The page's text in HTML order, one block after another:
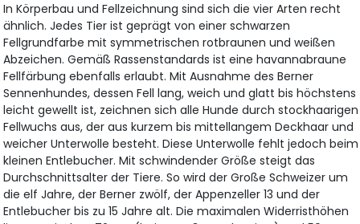
In Körperbau und Fellzeichnung sind sich die vier Arten recht
ähnlich. Jedes Tier ist geprägt von einer schwarzen
Fellgrundfarbe mit symmetrischen rotbraunen und weißen
Abzeichen. Gemäß Rassenstandards ist eine havannabraune
Fellfärbung ebenfalls erlaubt. Mit Ausnahme des Berner
Sennenhundes, dessen Fell lang, weich und glatt bis höchstens
leicht gewellt ist, zeichnen sich alle Hunde durch stockhaarigen
Fellwuchs aus, der aus kurzem bis mittellangem Deckhaar und
weicher Unterwolle besteht. Diese Unterwolle fehlt jedoch beim
kleinen Entlebucher. Mit schwindender Größe steigt das
Durchschnittsalter der Tiere. So wird der Große Schweizer um
die elf Jahre, der Berner zwölf, der Appenzeller 13 und der
Entlebucher bis zu 15 Jahre alt. Die maximalen Widerristhöhen